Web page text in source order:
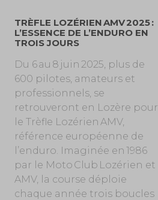
TRÈFLE LOZÉRIEN AMV 2025 :
L’ESSENCE DE L’ENDURO EN
TROIS JOURS
Du 6 au 8 juin 2025, plus de
600 pilotes, amateurs et
professionnels, se
retrouveront en Lozère pour
le Trèfle Lozérien AMV,
référence européenne de
l’enduro. Imaginée en 1986
par le Moto Club Lozérien et
AMV, la course déploie
chaque année trois boucles